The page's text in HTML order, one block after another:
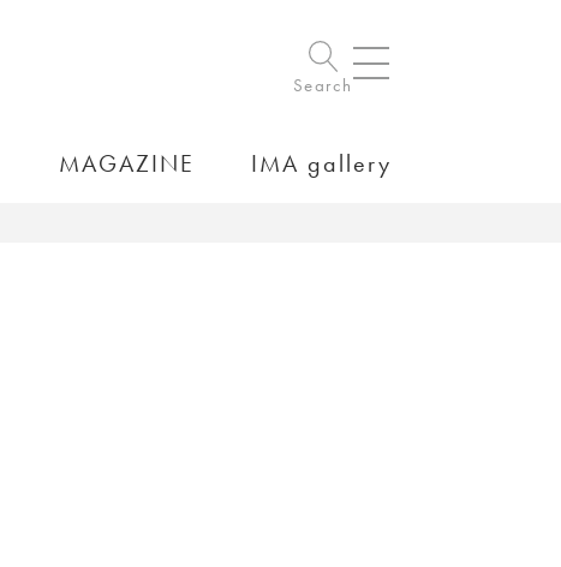
Search
MAGAZINE IMA gallery